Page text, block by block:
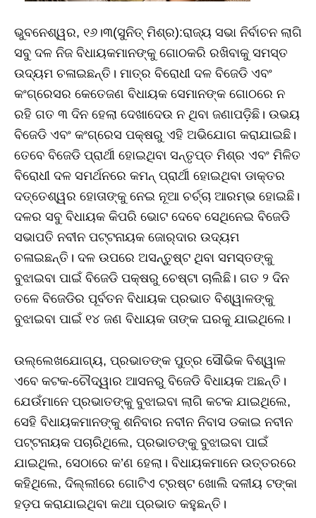
ଭୁବନେଶ୍ୱର, ୧୬।୩(ସୁନିତ୍‌ ମିଶ୍ର):ରାଜ୍ୟ ସଭା ନିର୍ବାଚନ ଲାଗି
ସବୁ ଦଳ ନିଜ ବିଧାୟକମାନଙ୍କୁ ଗୋଠକରି ରଖିବାକୁ ସମସ୍ତ
ଉଦ୍ୟମ ଚଳାଇଛନ୍ତି। ମାତ୍ର ବିରୋଧୀ ଦଳ ବିଜେଡି ଏବଂ
କଂଗ୍ରେସର କେତେଜଣ ବିଧାୟକ ସେମାନଙ୍କ ଗୋଠରେ ନ
ରହି ଗତ ୩ ଦିନ ହେଲା ଦେଖାଦେଉ ନ ଥିବା ଜଣାପଡ଼ିଛି। ଉଭୟ
ବିଜେଡି ଏବଂ କଂଗ୍ରେସ ପକ୍ଷରୁ ଏହି ଅଭିଯୋଗ କରାଯାଇଛି।
ତେବେ ବିଜେଡି ପ୍ରାର୍ଥୀ ହୋଇଥିବା ସନ୍ତୃପ୍ତ ମିଶ୍ର ଏବଂ ମିଳିତ
ବିରୋଧୀ ଦଳ ସମର୍ଥନରେ କମନ୍‌ ପ୍ରାର୍ଥୀ ହୋଇଥିବା ଡାକ୍ତର
ଦତ୍ତେଶ୍ୱର ହୋତାଙ୍କୁ ନେଇ ନୂଆ ଚର୍ଚ୍ଚା ଆରମ୍ଭ ହୋଇଛି।
ଦଳର ସବୁ ବିଧାୟକ କିପରି ଭୋଟ ଦେବେ ସେଥିନେଇ ବିଜେଡି
ସଭାପତି ନବୀନ ପଟ୍ଟନାୟକ ଜୋର୍‌ଦାର ଉଦ୍ୟମ
ଚଳାଇଛନ୍ତି। ଦଳ ଉପରେ ଅସନ୍ତୁଷ୍ଟ ଥିବା ସମସ୍ତଙ୍କୁ
ବୁଝାଇବା ପାଇଁ ବିଜେଡି ପକ୍ଷରୁ ଚେଷ୍ଟା ଚାଲିଛି। ଗତ ୨ ଦିନ
ତଳେ ବିଜେଡିର ପୂର୍ବତନ ବିଧାୟକ ପ୍ରଭାତ ବିଶ୍ୱାଳଙ୍କୁ
ବୁଝାଇବା ପାଇଁ ୧୪ ଜଣ ବିଧାୟକ ତାଙ୍କ ଘରକୁ ଯାଇଥିଲେ।
ଉଲ୍ଲେଖଯୋଗ୍ୟ, ପ୍ରଭାତଙ୍କ ପୁତ୍ର ସୌଭିକ ବିଶ୍ୱାଳ
ଏବେ କଟକ-ଚୌଦ୍ୱାର ଆସନରୁ ବିଜେଡି ବିଧାୟକ ଅଛନ୍ତି।
ଯେଉଁମାନେ ପ୍ରଭାତଙ୍କୁ ବୁଝାଇବା ଲାଗି କଟକ ଯାଇଥିଲେ,
ସେହି ବିଧାୟକମାନଙ୍କୁ ଶନିବାର ନବୀନ ନିବାସ ଡକାଇ ନବୀନ
ପଟ୍ଟନାୟକ ପଚାରିଥିଲେ, ପ୍ରଭାତଙ୍କୁ ବୁଝାଇବା ପାଇଁ
ଯାଇଥିଲ, ସେଠାରେ କ’ଣ ହେଲା। ବିଧାୟକମାନେ ଉତ୍ତରରେ
କହିଥିଲେ, ଦିଲ୍ଲୀରେ ଗୋଟିଏ ଟ୍ରଷ୍ଟ ଖୋଲି ଦଳୀୟ ଟଙ୍କା
ହଡ଼ପ କରାଯାଇଥିବା କଥା ପ୍ରଭାତ କହୁଛନ୍ତି।